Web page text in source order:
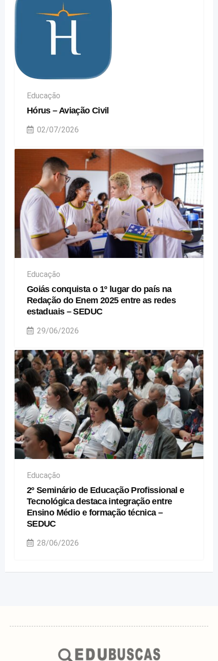
Educação
Hórus – Aviação Civil
02/07/2026
Educação
Goiás conquista o 1º lugar do país na
Redação do Enem 2025 entre as redes
estaduais – SEDUC
29/06/2026
Educação
2º Seminário de Educação Profissional e
Tecnológica destaca integração entre
Ensino Médio e formação técnica –
SEDUC
28/06/2026